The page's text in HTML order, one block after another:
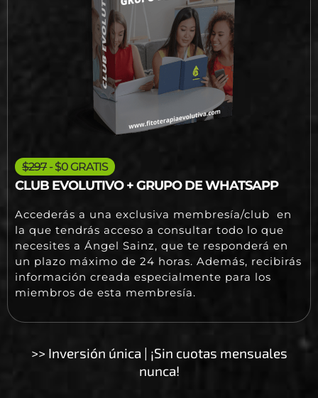
$297 - $0 GRATIS
CLUB EVOLUTIVO + GRUPO DE WHATSAPP
Accederás a una exclusiva membresía/club en
la que tendrás acceso a consultar todo lo que
necesites a Ángel Sainz, que te responderá en
un plazo máximo de 24 horas. Además, recibirás
información creada especialmente para los
miembros de esta membresía.
>> Inversión única | ¡Sin cuotas mensuales
nunca!